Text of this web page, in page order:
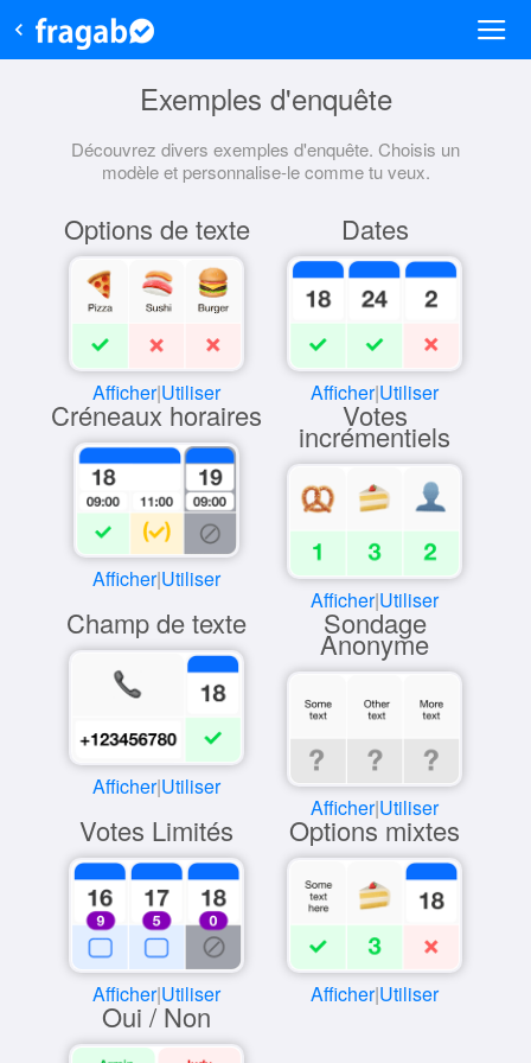
Exemples d'enquête
Découvrez divers exemples d'enquête. Choisis un
modèle et personnalise-le comme tu veux.
Options de texte
Afficher|Utiliser
Dates
Afficher|Utiliser
Créneaux horaires
Afficher|Utiliser
Votes
incrémentiels
Afficher|Utiliser
Champ de texte
Afficher|Utiliser
Sondage
Anonyme
Afficher|Utiliser
Votes Limités
Afficher|Utiliser
Options mixtes
Afficher|Utiliser
Oui / Non